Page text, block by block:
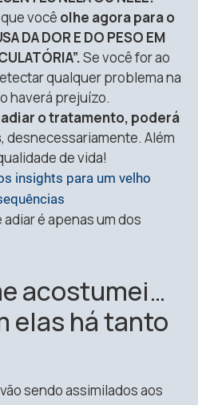
você olhe agora para o
DA DOR E DO PESO EM
Se você for ao
qualquer problema na
haverá prejuízo.
o tratamento, poderá
, desnecessariamente. Além
de vida!
insights para um velho
é apenas um dos
acostumei…
elas há tanto
sendo assimilados aos